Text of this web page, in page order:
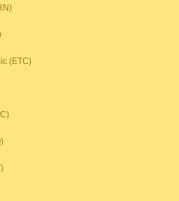
(ETC)